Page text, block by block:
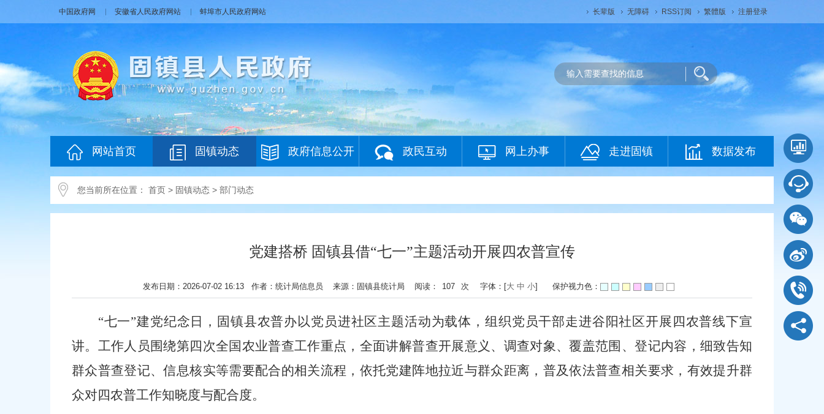
中国政府网 安徽省人民政府网站 蚌埠市人民政府网站 长辈版 无障碍 RSS订阅 繁體版 注册登录
网站首页 固镇动态 政府信息公开 政民互动 网上办事 走进固镇 数据发布
您当前所在位置： 首页 > 固镇动态 > 部门动态
党建搭桥 固镇县借“七一”主题活动开展四农普宣传
发布日期：2026-07-02 16:13 作者：统计局信息员 来源：固镇县统计局 阅读： 107 次 字体：[大 中 小] 保护视力色：
“七一”建党纪念日，固镇县农普办以党员进社区主题活动为载体，组织党员干部走进谷阳社区开展四农普线下宣
讲。工作人员围绕第四次全国农业普查工作重点，全面讲解普查开展意义、调查对象、覆盖范围、登记内容，细致告知
群众普查登记、信息核实等需要配合的相关流程，依托党建阵地拉近与群众距离，普及依法普查相关要求，有效提升群
众对四农普工作知晓度与配合度。